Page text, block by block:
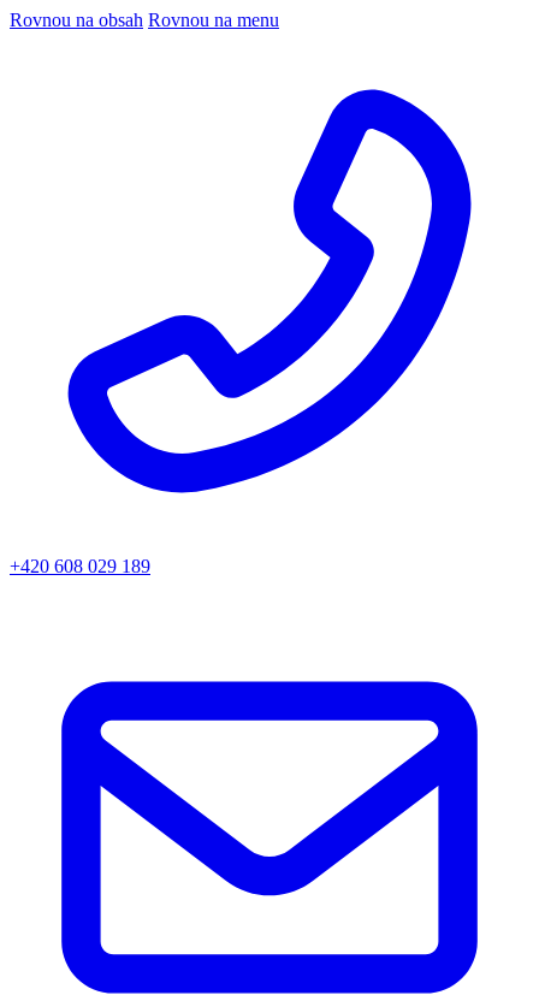
Rovnou na obsah Rovnou na menu
+420 608 029 189